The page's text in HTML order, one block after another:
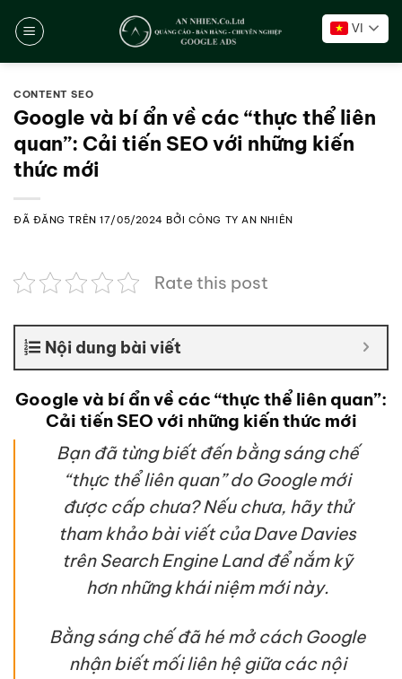
đến
VI
CONTENT SEO
Google và bí ẩn về các “thực thể liên
quan”: Cải tiến SEO với những kiến
thức mới
ĐÃ ĐĂNG TRÊN17/05/2024 BỞI CÔNG TY AN NHIÊN
Rate this post
Nội dung bài viết
Google và bí ẩn về các “thực thể liên quan”:
Cải tiến SEO với những kiến thức mới
Bạn đã từng biết đến bằng sáng chế
“thực thể liên quan” do Google mới
được cấp chưa? Nếu chưa, hãy thử
tham khảo bài viết của Dave Davies
trên Search Engine Land để nắm kỹ
hơn những khái niệm mới này.
Bằng sáng chế đã hé mở cách Google
nhận biết mối liên hệ giữa các nội